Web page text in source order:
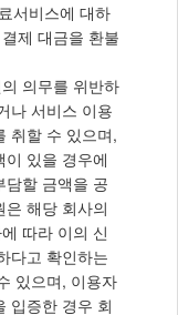
서비스에 대하
제 대금을 환불
의무를 위반하
나 서비스 이용
취할 수 있으며,
있을 경우에
담할 금액을 공
해당 회사의
따라 이의 신
다고 확인하는
있으며, 이용자
입증한 경우 회